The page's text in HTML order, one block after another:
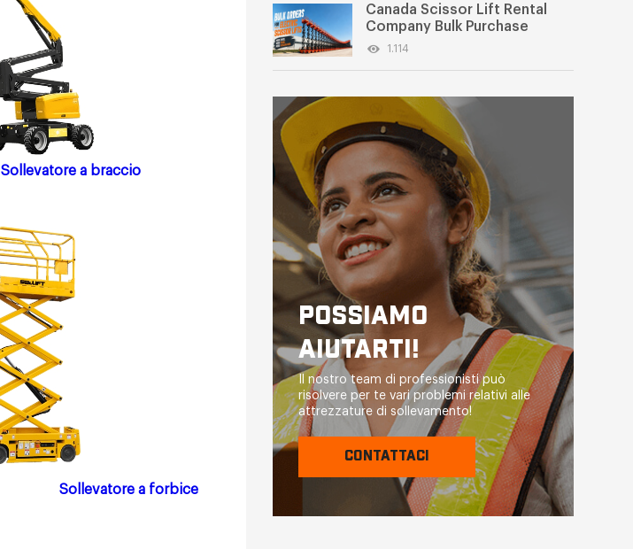
Sollevatore a braccio
Sollevatore a forbice
Canada Scissor Lift Rental
Company Bulk Purchase
1.114
POSSIAMO
AIUTARTI!
Il nostro team di professionisti può
risolvere per te vari problemi relativi alle
attrezzature di sollevamento!
CONTATTACI